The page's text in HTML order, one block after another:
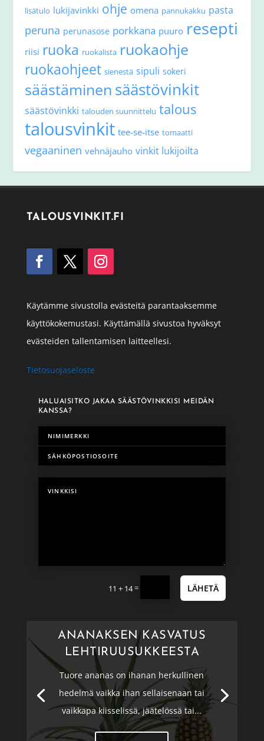
lisätulo lukijavinkki ohje omena pannukakku pasta
peruna perunasose porkkana puuro resepti
riisi ruoka ruokalista ruokaohje
ruokaohjeet sienestä sipuli sokeri
säästäminen säästövinkit
säästövinkki talouden suunnittelu talous
talousvinkit tee-se-itse tomaatti
vegaaninen vehnäjauho vinkit lukijoilta
TALOUSVINKIT.FI
Käytämme sivustolla evästeitä parantaaksemme
käyttökokemustasi. Käyttämällä sivustoa hyväksyt
evästeiden tallentamisen laitteellesi.
Tietosuojaseloste
HALUAISITKO JAKAA SÄÄSTÖVINKKISI MEIDÄN
KANSSA?
11 + 14= LÄHETÄ
ANANAKSEN KASVATUS
LEHTIRUUSUKKEESTA
Tuore ananas on ihanan herkullinen
hedelmä vaikka ihan sellaisenaan tai
vaikkapa kiisselissä, jäätelössä tai...